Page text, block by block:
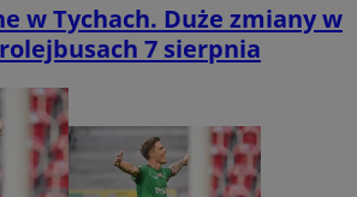
w Tychach. Duże zmiany w
7 sierpnia